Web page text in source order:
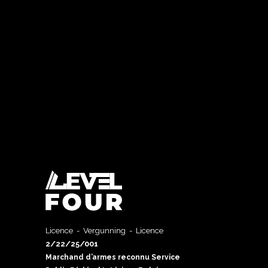
Licence - Vergunning - Licence
2/22/25/001
Marchand d’armes reconnu Service